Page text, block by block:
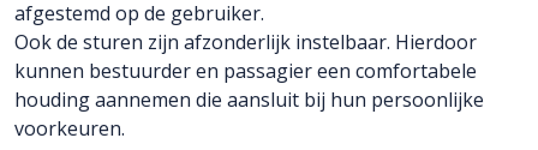
afgestemd op de gebruiker.
Ook de sturen zijn afzonderlijk instelbaar. Hierdoor
kunnen bestuurder en passagier een comfortabele
houding aannemen die aansluit bij hun persoonlijke
voorkeuren.